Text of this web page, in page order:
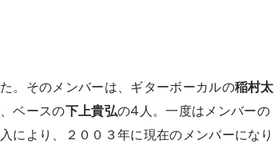
。そのメンバーは、ギターボーカルの稲村太
、ベースの下上貴弘の4人。一度はメンバーの
により、２００３年に現在のメンバーになり